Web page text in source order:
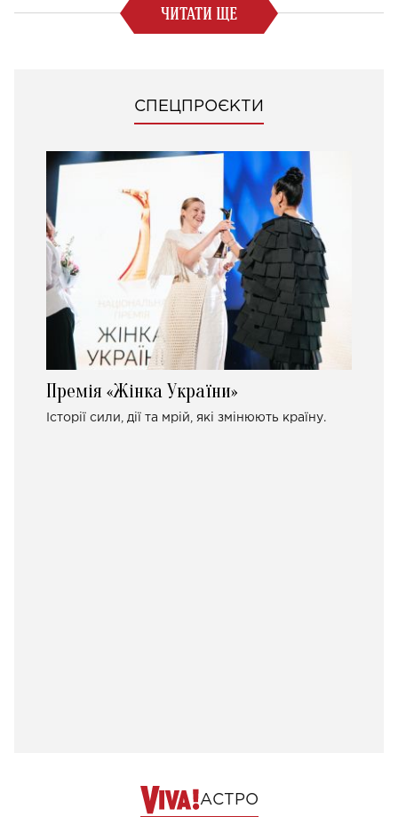
ЧИТАТИ ЩЕ
СПЕЦПРОЄКТИ
Премія «Жінка України»
Історії сили, дії та мрій, які змінюють країну.
АСТРО